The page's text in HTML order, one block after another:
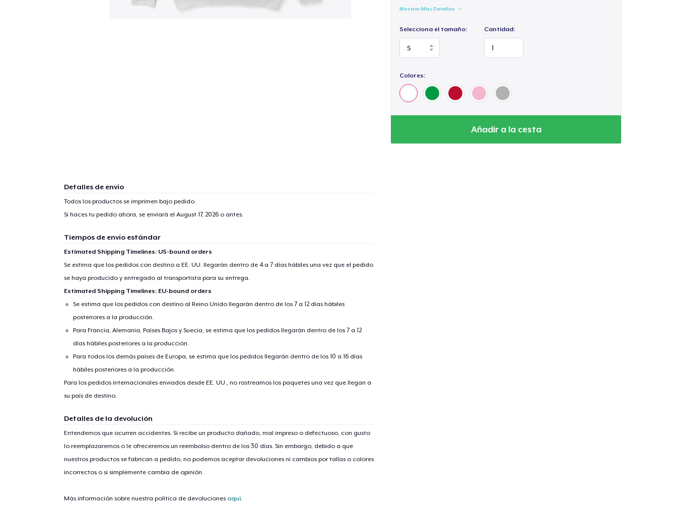
Mostrar Más Detalles
Selecciona el tamaño: Cantidad:
Colores:
Añadir a la cesta
Detalles de envío
Todos los productos se imprimen bajo pedido.
Si haces tu pedido ahora, se enviará el August 17, 2026o antes.
Tiempos de envío estándar
Estimated Shipping Timelines: US-bound orders
Se estima que los pedidos con destino a EE. UU. llegarán dentro de 4 a 7 días hábiles una vez que el pedido
se haya producido y entregado al transportista para su entrega.
Estimated Shipping Timelines: EU-bound orders
Se estima que los pedidos con destino al Reino Unido llegarán dentro de los 7 a 12 días hábiles
posteriores a la producción.
Para Francia, Alemania, Países Bajos y Suecia, se estima que los pedidos llegarán dentro de los 7 a 12
días hábiles posteriores a la producción.
Para todos los demás países de Europa, se estima que los pedidos llegarán dentro de los 10 a 16 días
hábiles posteriores a la producción.
Para los pedidos internacionales enviados desde EE. UU., no rastreamos los paquetes una vez que llegan a
su país de destino.
Detalles de la devolución
Entendemos que ocurren accidentes. Si recibe un producto dañado, mal impreso o defectuoso, con gusto
lo reemplazaremos o le ofreceremos un reembolso dentro de los 30 días. Sin embargo, debido a que
nuestros productos se fabrican a pedido, no podemos aceptar devoluciones ni cambios por tallas o colores
incorrectos o si simplemente cambia de opinión.
Más información sobre nuestra política de devoluciones aquí.
1artículo añadido al carrito